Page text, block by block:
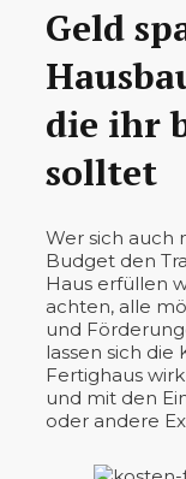
Geld
die ihr
solltet
Wer sich auch
Budget den
Haus erfüllen
achten, alle
und
lassen sich die
Fertighaus
und mit den
oder andere